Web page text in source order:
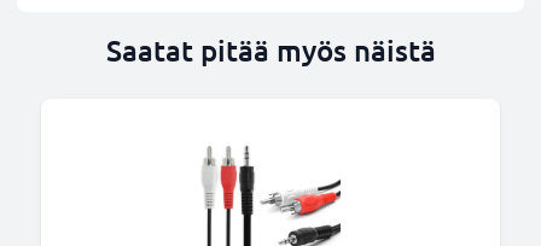
Saatat pitää myös näistä